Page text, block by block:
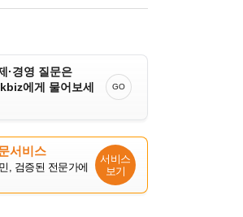
·경영 질문은
에게 물어보세
GO
서비스
, 검증된 전문가에
서비스
보기